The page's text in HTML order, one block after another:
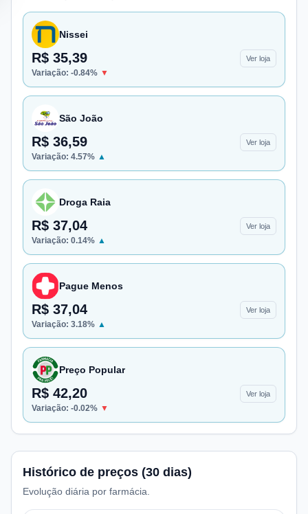
Nissei
R$ 35,39 Ver loja
Variação: -0.84% ▼
São João
R$ 36,59 Ver loja
Variação: 4.57% ▲
Droga Raia
R$ 37,04 Ver loja
Variação: 0.14% ▲
Pague Menos
R$ 37,04 Ver loja
Variação: 3.18% ▲
Preço Popular
R$ 42,20 Ver loja
Variação: -0.02% ▼
Histórico de preços (30 dias)
Evolução diária por farmácia.